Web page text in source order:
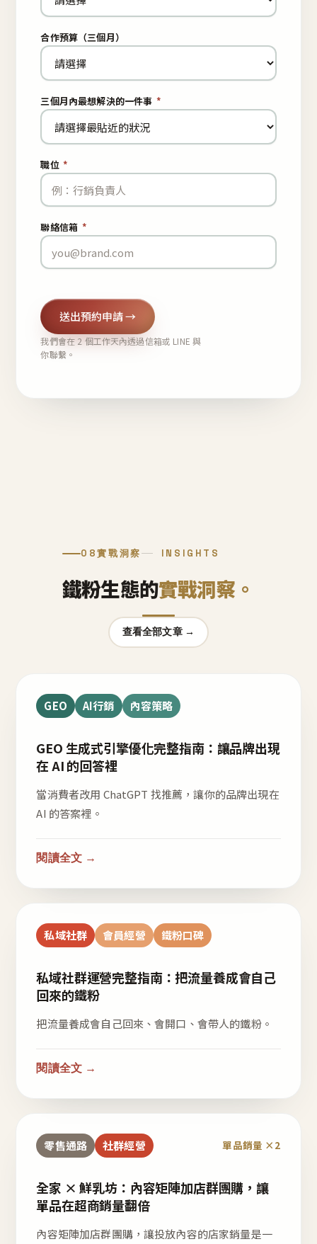
合作預算（三個月）
三個月內最想解決的一件事 *
職位 *
聯絡信箱 *
送出預約申請 →
我們會在 2 個工作天內透過信箱或 LINE 與
你聯繫。
08實戰洞察 INSIGHTS
鐵粉生態的實戰洞察。
查看全部文章 →
GEO AI行銷 內容策略
GEO 生成式引擎優化完整指南：讓品牌出現
在 AI 的回答裡
當消費者改用 ChatGPT 找推薦，讓你的品牌出現在
AI 的答案裡。
閱讀全文 →
私域社群 會員經營 鐵粉口碑
私域社群運營完整指南：把流量養成會自己
回來的鐵粉
把流量養成會自己回來、會開口、會帶人的鐵粉。
閱讀全文 →
零售通路 社群經營 單品銷量 ×2
全家 × 鮮乳坊：內容矩陣加店群團購，讓
單品在超商銷量翻倍
內容矩陣加店群團購，讓投放內容的店家銷量是一